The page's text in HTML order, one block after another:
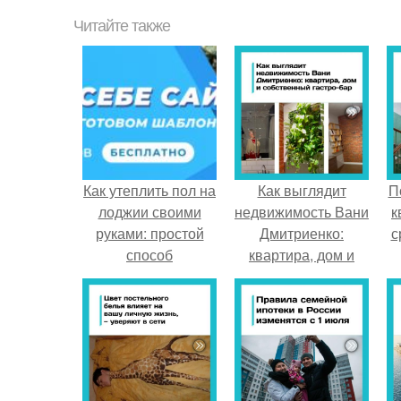
Читайте также
Как утеплить пол на
лоджии своими
руками: простой
способ
Как выглядит
недвижимость Вани
Дмитриенко:
квартира, дом и
собственный гастро
- бар.